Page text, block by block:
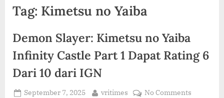
U
N
O
C
Tag: Kimetsu no Yaiba
Demon Slayer: Kimetsu no Yaiba
Infinity Castle Part 1 Dapat Rating 6
Dari 10 dari IGN
Posted
September 7, 2025 By
vritimes No Commentson